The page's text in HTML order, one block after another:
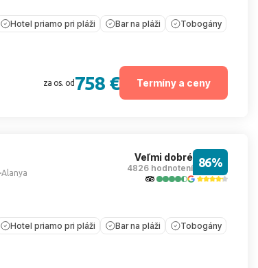
Hotel priamo pri pláži Bar na pláži Tobogány
za os. od 758 € Termíny a ceny
Alanya
Veľmi dobré
4826 hodnotení 86%
Hotel priamo pri pláži Bar na pláži Tobogány